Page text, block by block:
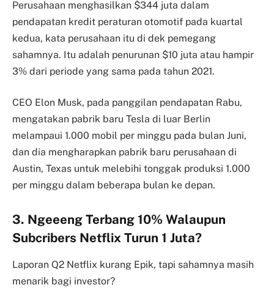
Perusahaan menghasilkan $344 juta dalam
pendapatan kredit peraturan otomotif pada kuartal
kedua, kata perusahaan itu di dek pemegang
sahamnya. Itu adalah penurunan $10 juta atau hampir
3% dari periode yang sama pada tahun 2021.
CEO Elon Musk, pada panggilan pendapatan Rabu,
mengatakan pabrik baru Tesla di luar Berlin
melampaui 1.000 mobil per minggu pada bulan Juni,
dan dia mengharapkan pabrik baru perusahaan di
Austin, Texas untuk melebihi tonggak produksi 1.000
per minggu dalam beberapa bulan ke depan.
3. Ngeeeng Terbang 10% Walaupun
Subcribers Netflix Turun 1 Juta?
Laporan Q2 Netflix kurang Epik, tapi sahamnya masih
menarik bagi investor?